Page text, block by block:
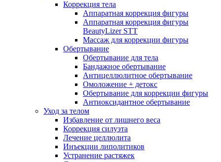
Коррекция тела
Аппаратная коррекция фигуры
Аппаратная коррекция фигуры
BeautyLizer STT
Массаж для коррекции фигуры
Обертывание
Обертывание для тела
Бандажное обертывание
Антицеллюлитное обертывание
Омоложение + детокс
Обертывание для коррекции фигуры
Антиоксидантное обертывание
Уход за телом
Избавление от лишнего веса
Коррекция силуэта
Лечение целлюлита
Инъекции липолитиков
Устранение растяжек